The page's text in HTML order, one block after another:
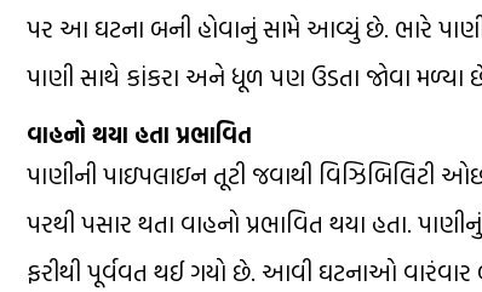
પર આ ઘટના બની હોવાનું સામે આવ્યું છે. ભારે
પાણી સાથે કાંકરા અને ધૂળ પણ ઉડતા જોવા મળ્યા
વાહનો થયા હતા પ્રભાવિત
પાણીની પાઇપલાઇન તૂટી જવાથી વિઝિબિલિટી
પરથી પસાર થતા વાહનો પ્રભાવિત થયા હતા.
ફરીથી પૂર્વવત થઈ ગયો છે. આવી ઘટનાઓ વારંવાર